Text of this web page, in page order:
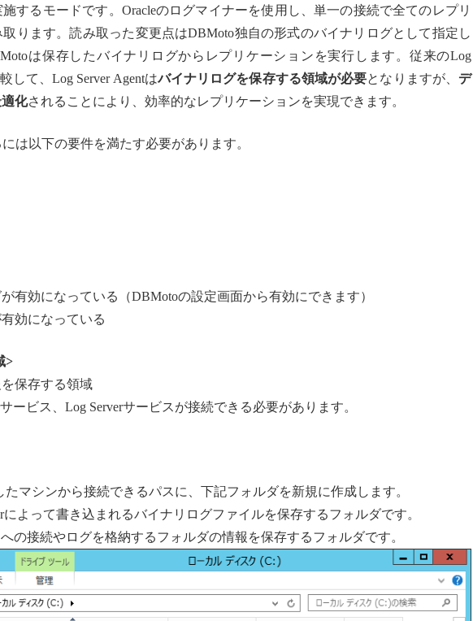
するモードです。Oracleのログマイナーを使用し、単一の接続で全てのレプリ
ります。読み取った変更点はDBMoto独自の形式のバイナリログとして指定し
は保存したバイナリログからレプリケーションを実行します。従来のLog
して、Log Server Agentはバイナリログを保存する領域が必要となりますが、 デ
化されることにより、効率的なレプリケーションを実現できます。
は以下の要件を満たす必要があります。
有効になっている（DBMotoの設定画面から有効にできます）
効になっている
>
保存する領域
ービス、Log Serverサービスが接続できる必要があります。
マシンから接続できるパスに、下記フォルダを新規に作成します。
によって書き込まれるバイナリログファイルを保存するフォルダです。
の接続やログを格納するフォルダの情報を保存するフォルダです。